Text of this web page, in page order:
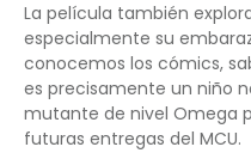
La película también
especialmente su
conocemos los cómics,
es precisamente un niño
mutante de nivel Omega
futuras entregas del MCU.